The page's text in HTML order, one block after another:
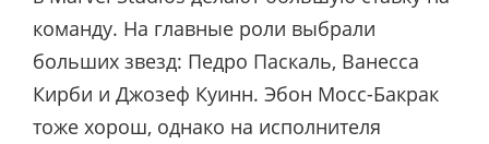
команду. На главные роли выбрали
больших звезд: Педро Паскаль, Ванесса
Кирби и Джозеф Куинн. Эбон Мосс-Бакрак
тоже хорош, однако на исполнителя